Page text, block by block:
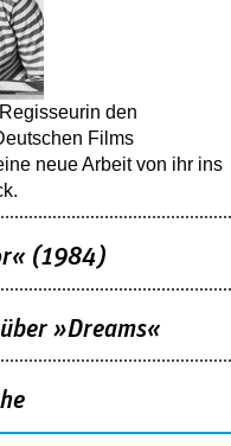
den
Films
neue Arbeit von ihr ins
(1984)
»Dreams«